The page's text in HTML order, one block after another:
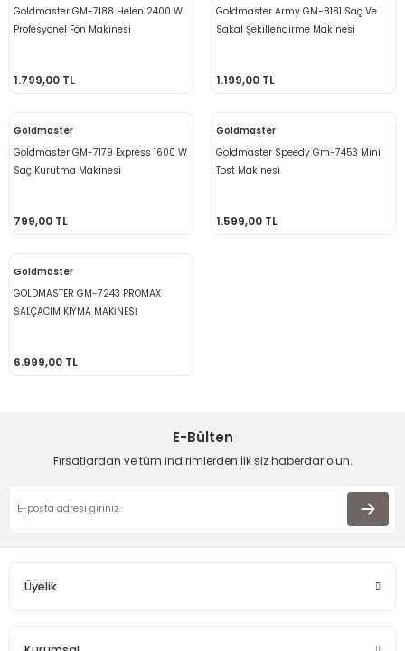
Goldmaster GM-7188 Helen 2400 W
Profesyonel Fön Makinesi
1.799,00 TL
Goldmaster Army GM-8181 Saç Ve
Sakal Şekillendirme Makinesi
1.199,00 TL
Goldmaster
Goldmaster GM-7179 Express 1600 W
Saç Kurutma Makinesi
799,00 TL
Goldmaster
Goldmaster Speedy Gm-7453 Mini
Tost Makinesi
1.599,00 TL
Goldmaster
GOLDMASTER GM-7243 PROMAX
SALÇACIM KIYMA MAKİNESİ
6.999,00 TL
E-Bülten
Fırsatlardan ve tüm indirimlerden İlk siz haberdar olun.
Üyelik